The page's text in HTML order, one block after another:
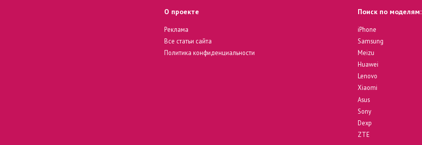
О проекте
Реклама
Все статьи сайта
Политика конфиденциальности
Поиск по моделям:
iPhone
Samsung
Meizu
Huawei
Lenovo
Xiaomi
Asus
Sony
Dexp
ZTE